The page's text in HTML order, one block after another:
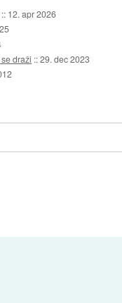
:: 12. apr 2026
draži ::29. dec 2023